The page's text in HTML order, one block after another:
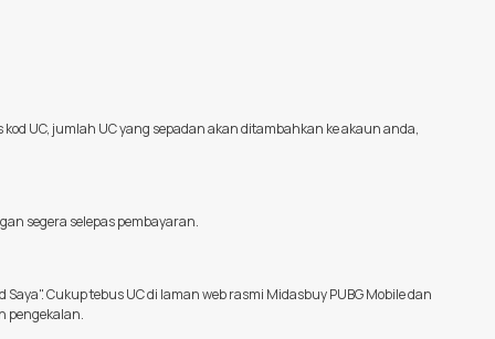
UC, jumlah UC yang sepadan akan ditambahkan ke akaun anda,
segera selepas pembayaran.
Cukup tebus UC di laman web rasmi Midasbuy PUBG Mobile dan
pengekalan.